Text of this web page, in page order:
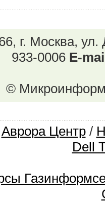
г. Москва,
933-0006 E-
©
Аврора Центр/
Dell